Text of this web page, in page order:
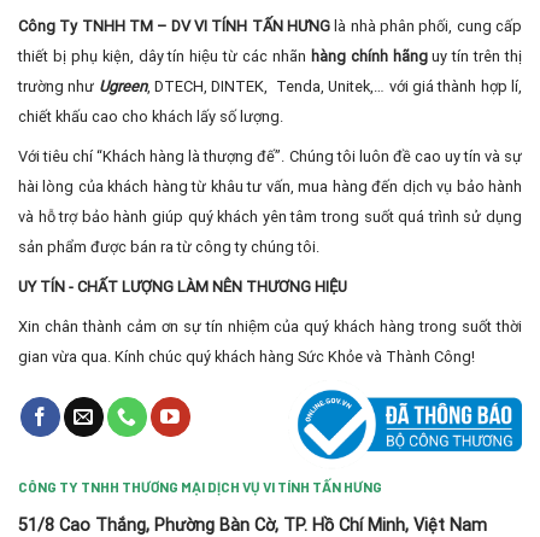
Công Ty TNHH TM – DV VI TÍNH TẤN HƯNG là nhà phân phối, cung cấp
thiết bị phụ kiện, dây tín hiệu từ các nhãn hàng chính hãnguy tín trên thị
trường như Ugreen, DTECH, DINTEK, Tenda, Unitek,… với giá thành hợp lí,
chiết khấu cao cho khách lấy số lượng.
Với tiêu chí “Khách hàng là thượng đế”. Chúng tôi luôn đề cao uy tín và sự
hài lòng của khách hàng từ khâu tư vấn, mua hàng đến dịch vụ bảo hành
và hỗ trợ bảo hành giúp quý khách yên tâm trong suốt quá trình sử dụng
sản phẩm được bán ra từ công ty chúng tôi.
UY TÍN - CHẤT LƯỢNG LÀM NÊN THƯƠNG HIỆU
Xin chân thành cảm ơn sự tín nhiệm của quý khách hàng trong suốt thời
gian vừa qua. Kính chúc quý khách hàng Sức Khỏe và Thành Công!
CÔNG TY TNHH THƯƠNG MẠI DỊCH VỤ VI TÍNH TẤN HƯNG
51/8 Cao Thắng, Phường Bàn Cờ, TP. Hồ Chí Minh, Việt Nam